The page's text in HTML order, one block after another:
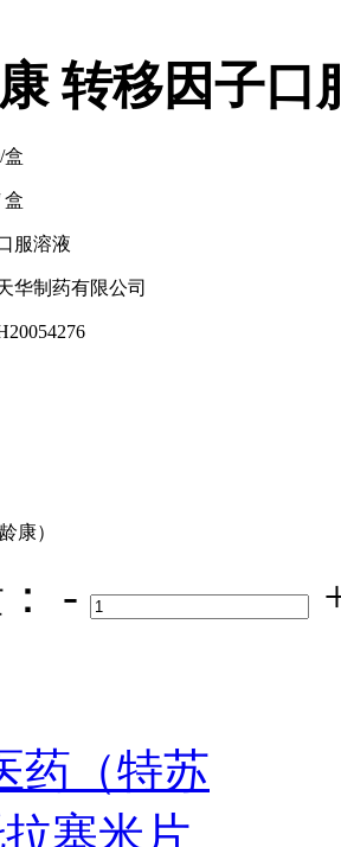
转移因子口
盒
服溶液
华制药有限公司
康）
-